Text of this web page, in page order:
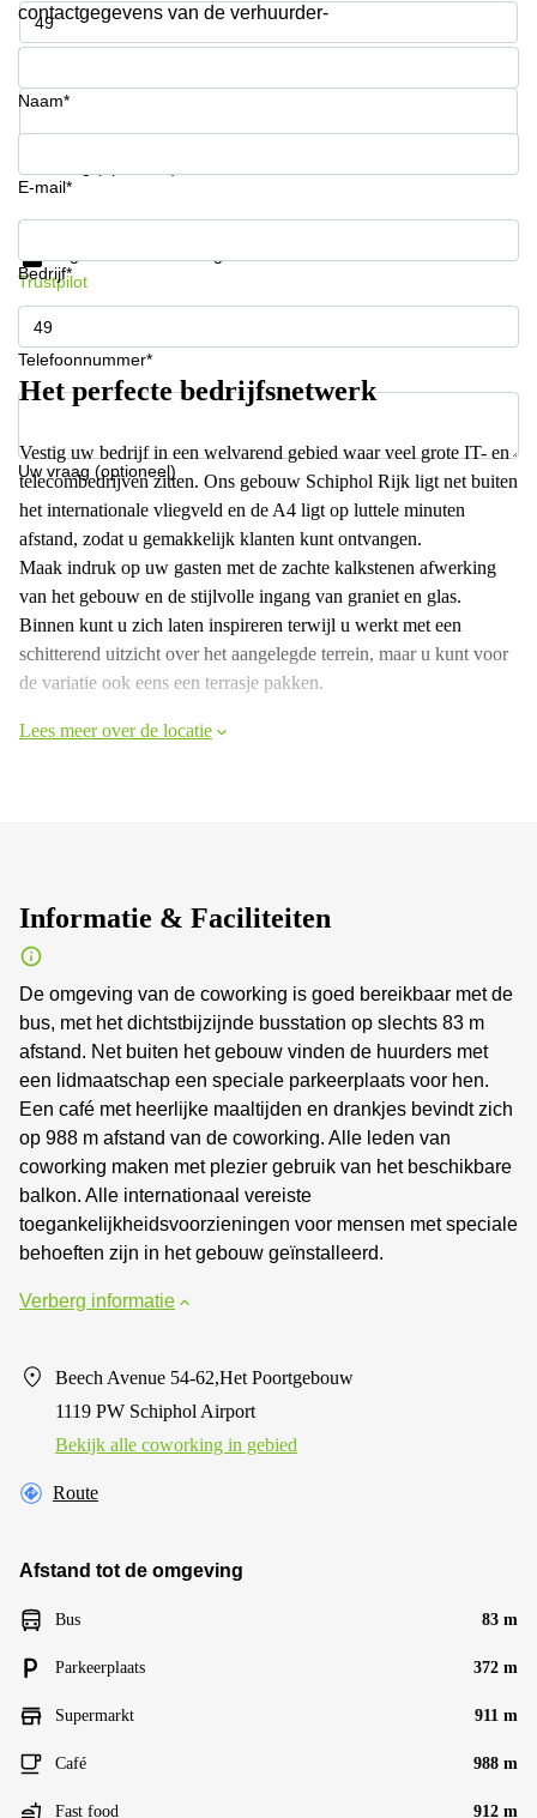
Kantoor
Huren
Hengelo
Nijmegen
Telefoonnummer*
contactgegevens van de verhuurder-
Naam*
E-mail*
Bedrijf*
Telefoonnummer*
Uw vraag (optioneel)
Krijg informatie en prijzen
Trustpilot
Het perfecte bedrijfsnetwerk
Vestig uw bedrijf in een welvarend gebied waar veel grote IT- en
telecombedrijven zitten. Ons gebouw Schiphol Rijk ligt net buiten
het internationale vliegveld en de A4 ligt op luttele minuten
afstand, zodat u gemakkelijk klanten kunt ontvangen.
Maak indruk op uw gasten met de zachte kalkstenen afwerking
van het gebouw en de stijlvolle ingang van graniet en glas.
Binnen kunt u zich laten inspireren terwijl u werkt met een
schitterend uitzicht over het aangelegde terrein, maar u kunt voor
de variatie ook eens een terrasje pakken.
Lees meer over de locatie
Informatie & Faciliteiten
De omgeving van de coworking is goed bereikbaar met de
bus, met het dichtstbijzijnde busstation op slechts 83 m
afstand. Net buiten het gebouw vinden de huurders met
een lidmaatschap een speciale parkeerplaats voor hen.
Een café met heerlijke maaltijden en drankjes bevindt zich
op 988 m afstand van de coworking. Alle leden van
coworking maken met plezier gebruik van het beschikbare
balkon. Alle internationaal vereiste
toegankelijkheidsvoorzieningen voor mensen met speciale
behoeften zijn in het gebouw geïnstalleerd.
Verberg informatie
Beech Avenue 54-62,Het Poortgebouw
1119 PW Schiphol Airport
Bekijk alle сoworking in gebied
Route
Afstand tot de omgeving
Bus 83 m
Parkeerplaats 372 m
Supermarkt 911 m
Café 988 m
Fast food 912 m